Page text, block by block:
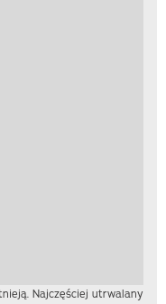
Najczęściej utrwalany